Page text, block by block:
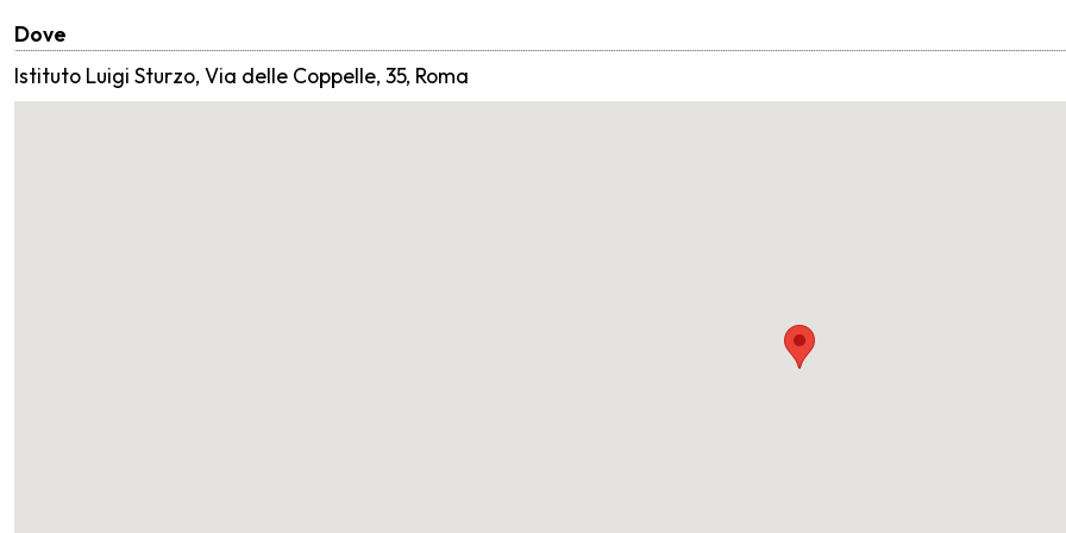
Dove
Istituto Luigi Sturzo, Via delle Coppelle, 35, Roma